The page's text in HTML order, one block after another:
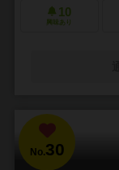
10
興味あり
No.30